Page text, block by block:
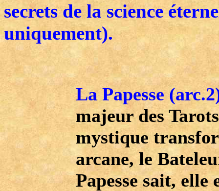
secrets de la science
uniquement).
La Papesse
majeur des
mystique
arcane, le
Papesse sait, elle